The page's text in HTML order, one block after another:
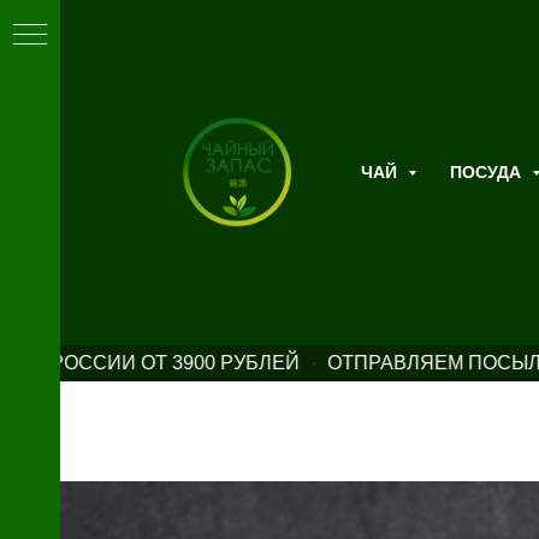
ЧАЙ ПОСУДА
РОССИИ ОТ 3900 РУБЛЕЙ ОТПРАВЛЯЕМ